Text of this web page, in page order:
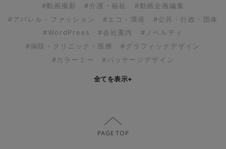
#動画撮影
#介護・福祉
#動画企画編集
#アパレル・ファッション
#エコ・環境
#公共・行政・団体
#WordPress
#会社案内
#ノベルティ
#病院・クリニック・医療
#グラフィックデザイン
#カラーミー
#パッケージデザイン
全てを表示+